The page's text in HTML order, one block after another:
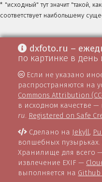
* "исходный" тут значит "такой,
соответствует наибольшему
dxfoto.ru –
по картинке в
Если не указано
распространяются на
Commons Attribution
в исходном качестве
ru. Registered on Safe
Сделано на Jekyll,
волшебных
Хранилище для всего —
извлечение EXIF —
выполняется на